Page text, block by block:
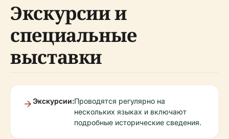
Экскурсии и
специальные
выставки
Экскурсии:Проводятся регулярно на
нескольких языках и включают
подробные исторические сведения.